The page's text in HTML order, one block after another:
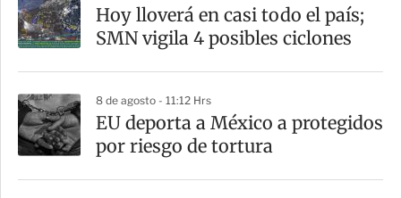
Hoy lloverá en casi todo el país;
SMN vigila 4 posibles ciclones
8 de agosto - 11:12 Hrs
EU deporta a México a protegidos
por riesgo de tortura